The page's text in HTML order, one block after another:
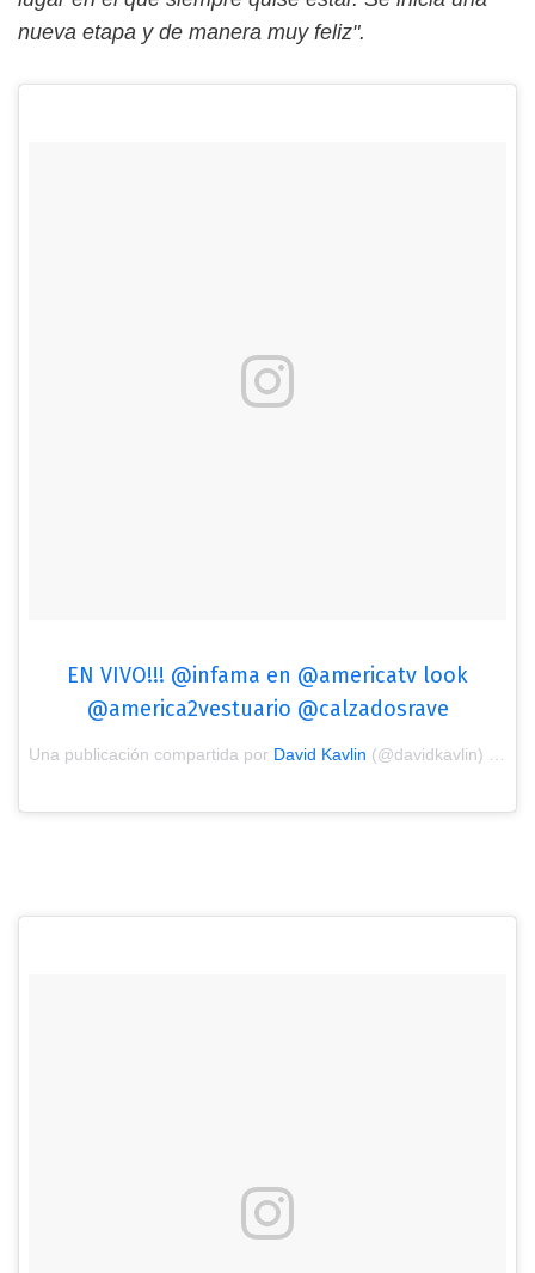
nueva etapa y de manera muy feliz".
EN VIVO!!! @infama en @americatv look
@america2vestuario @calzadosrave
Una publicación compartida por David Kavlin (@davidkavlin) el